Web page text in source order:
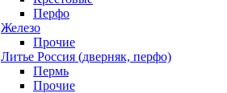
Перфо
Железо
Прочие
Литье Россия (дверняк, перфо)
Пермь
Прочие